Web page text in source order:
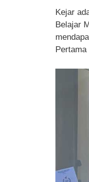
Kejar
Belajar